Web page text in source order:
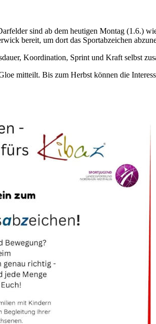
sind ab dem heutigen Montag (1.6.)
bereit, um dort das Sportabzeichen
Koordination, Sprint und Kraft selbst
mitteilt. Bis zum Herbst können die